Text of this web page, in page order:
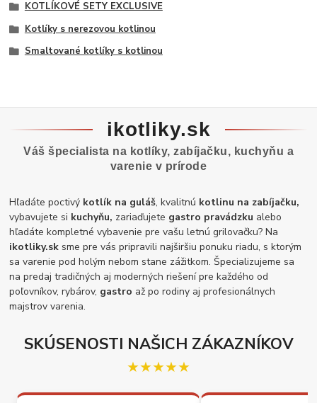
KOTLÍKOVÉ SETY EXCLUSIVE
Kotlíky s nerezovou kotlinou
Smaltované kotlíky s kotlinou
ikotliky.sk
Váš špecialista na kotlíky, zabíjačku, kuchyňu a
varenie v prírode
Hľadáte poctivý kotlík na guláš, kvalitnú kotlinu na zabíjačku,
vybavujete si kuchyňu, zariaďujete gastro pravádzku alebo
hľadáte kompletné vybavenie pre vašu letnú grilovačku? Na
ikotliky.sk sme pre vás pripravili najširšiu ponuku riadu, s ktorým
sa varenie pod holým nebom stane zážitkom. Špecializujeme sa
na predaj tradičných aj moderných riešení pre každého od
poľovníkov, rybárov, gastro až po rodiny aj profesionálnych
majstrov varenia.
SKÚSENOSTI NAŠICH ZÁKAZNÍKOV
★★★★★